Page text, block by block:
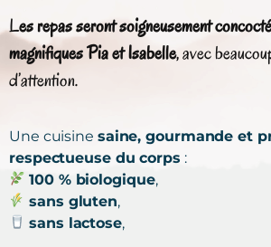
Les repas seront soigneusement
magnifiques Pia et Isabelle, avec
d’attention.
Une cuisine saine, gourmande et
respectueuse du corps :
100 % biologique,
sans gluten,
sans lactose,